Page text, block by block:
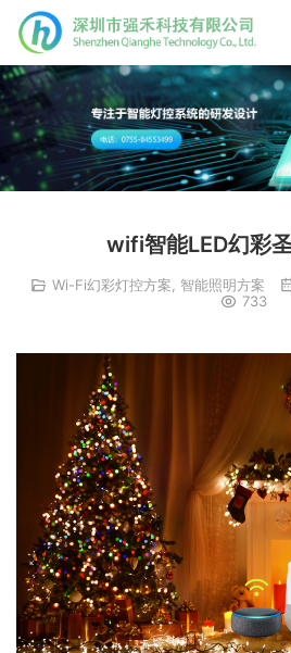
wifi智能LED幻彩
Wi-Fi幻彩灯控方案 智能照明方案
733